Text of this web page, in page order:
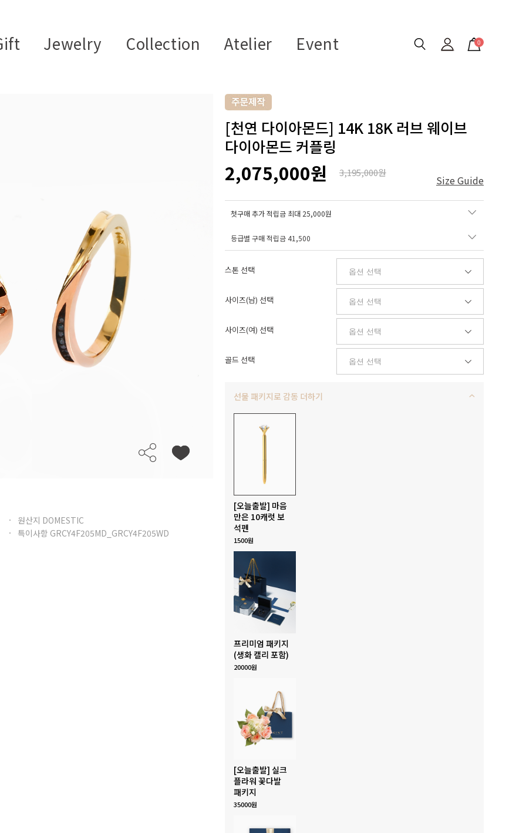
Jewelry Collection Atelier Event 0
원산지 DOMESTIC
특이사항 GRCY4F205MD_GRCY4F205WD
[천연 다이아몬드] 14K 18K 러브 웨이브
다이아몬드 커플링
2,075,000원 3,195,000원
Size Guide
첫구매 추가 적립금 최대 25,000원
등급별 구매 적립금 41,500
스톤 선택
사이즈(남) 선택
사이즈(여) 선택
골드 선택
선물 패키지로 감동 더하기
[오늘출발] 마음
만은 10캐럿 보
석펜
1500원
프리미엄 패키지
(생화 캘리 포함)
20000원
[오늘출발] 실크
플라워 꽃다발
패키지
35000원